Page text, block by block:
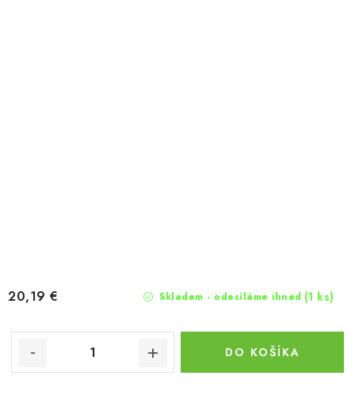
Skladem - odesíláme ihned (1 ks)
20,19 €
DO KOŠÍKA